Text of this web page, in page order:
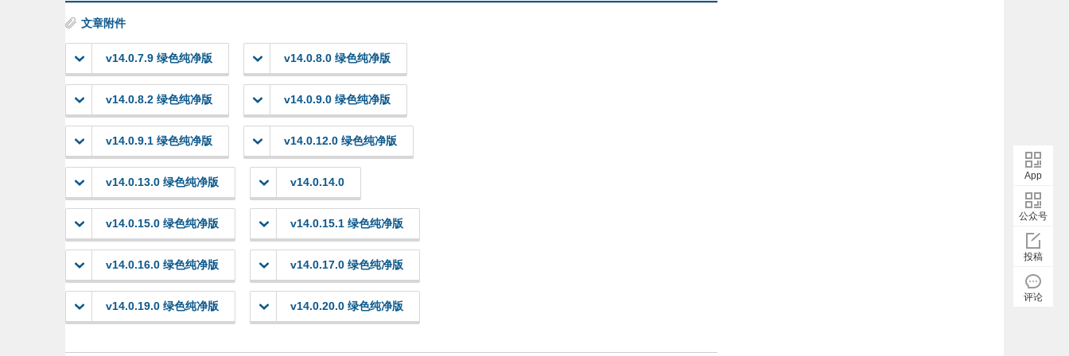
文章附件
v14.0.7.9 绿色纯净版 v14.0.8.0 绿色纯净版
v14.0.8.2 绿色纯净版 v14.0.9.0 绿色纯净版
v14.0.9.1 绿色纯净版 v14.0.12.0 绿色纯净版
v14.0.13.0 绿色纯净版 v14.0.14.0
v14.0.15.0 绿色纯净版 v14.0.15.1 绿色纯净版
v14.0.16.0 绿色纯净版 v14.0.17.0 绿色纯净版
v14.0.19.0 绿色纯净版 v14.0.20.0 绿色纯净版
App
公众号
投稿
评论